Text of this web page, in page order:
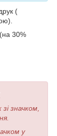
(
30%
значком,
у